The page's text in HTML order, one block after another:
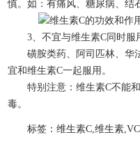
慎。如：有痛风、糖尿病、结
3、不宜与维生素C同时服
磺胺类药、阿司匹林、华
宜和维生素C一起服用。
特别注意：维生素C不能和
毒。
标签：维生素C,维生素,VC